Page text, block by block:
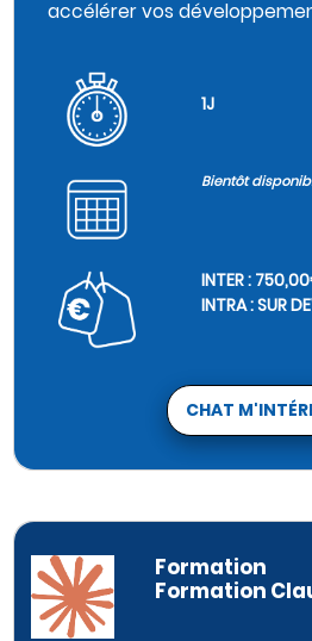
accélérer vos
1J
Bientôt
INTER :
INTRA : SUR
CHAT
Formation
Formation